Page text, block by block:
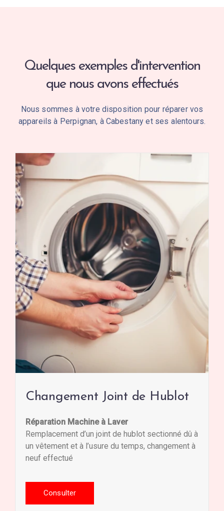
Quelques exemples d'intervention
que nous avons effectués
Nous sommes à votre disposition pour réparer vos
appareils à Perpignan, à Cabestany et ses alentours.
Changement Joint de Hublot
Réparation Machine à Laver
Remplacement d’un joint de hublot sectionné dû à
un vêtement et à l’usure du temps, changement à
neuf effectué
Consulter